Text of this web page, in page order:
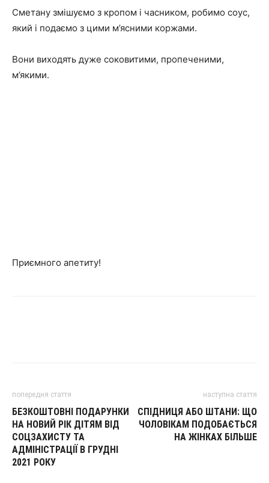
Сметану змішуємо з кропом і часником, робимо соус,
який і подаємо з цими м’ясними коржами.
Вони виходять дуже соковитими, пропеченими,
м’якими.
Приємного апетиту!
попередня стаття
БЕЗКОШТОВНІ ПОДАРУНКИ
НА НОВИЙ РІК ДІТЯМ ВІД
СОЦЗАХИСТУ ТА
АДМІНІСТРАЦІЇ В ГРУДНІ
2021 РОКУ
наступна стаття
СПІДНИЦЯ АБО ШТАНИ: ЩО
ЧОЛОВІКАМ ПОДОБАЄТЬСЯ
НА ЖІНКАХ БІЛЬШЕ